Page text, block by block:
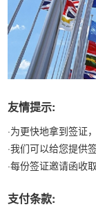
友情提示:
·为更快地拿到签证
·我们可以给您提供
·每份签证邀请函收
支付条款: